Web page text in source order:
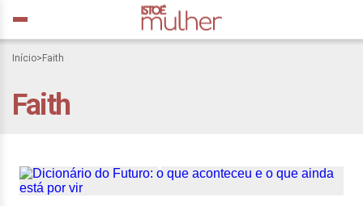
Início> Faith
FaithDicionário do Futuro: o